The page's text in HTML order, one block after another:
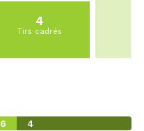
4
Tirs cadrés
6 4